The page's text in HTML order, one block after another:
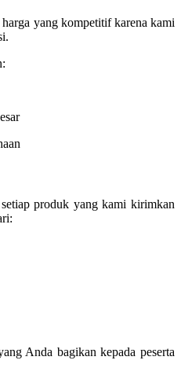
yang kompetitif karena kami
produk yang kami kirimkan
Anda bagikan kepada peserta